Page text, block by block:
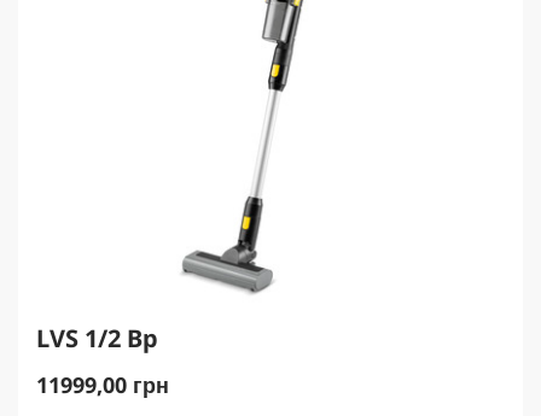
LVS 1/2 Bp
C
11999,00 грн